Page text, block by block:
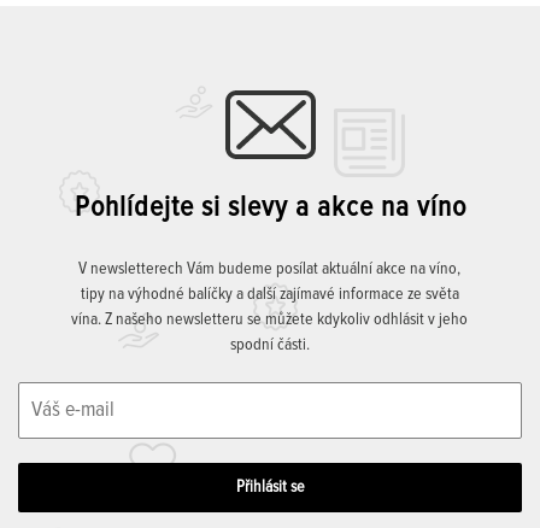
Pohlídejte si slevy a akce na víno
V newsletterech Vám budeme posílat aktuální akce na víno,
tipy na výhodné balíčky a další zajímavé informace ze světa
vína. Z našeho newsletteru se můžete kdykoliv odhlásit v jeho
spodní části.